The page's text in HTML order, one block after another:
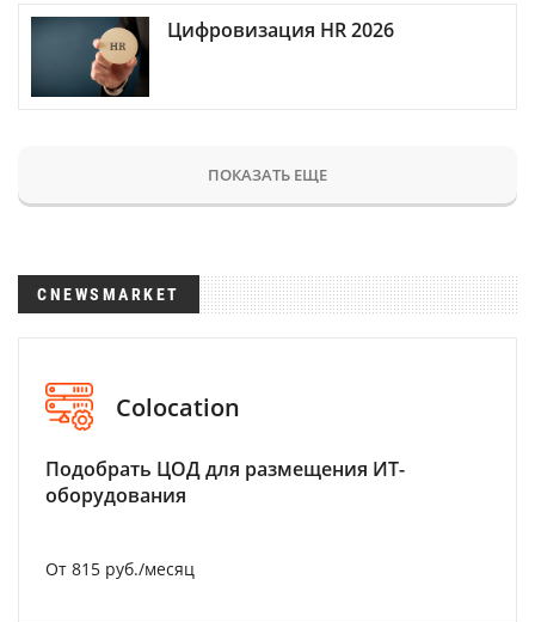
Цифровизация HR 2026
ПОКАЗАТЬ ЕЩЕ
CNEWSMARKET
Colocation
Подобрать ЦОД для размещения ИТ-
оборудования
От 815 руб./месяц